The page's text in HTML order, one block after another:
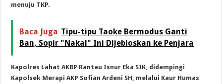
menuju TKP.
Baca Juga Tipu-tipu Taoke Bermodus Ganti
Ban, Sopir "Nakal" Ini Dijebloskan ke Penjara
Kapolres Lahat AKBP Rantau Isnur Eka SIK, didampingi
Kapolsek Merapi AKP Sofian Ardeni SH, melalui Kaur Humas